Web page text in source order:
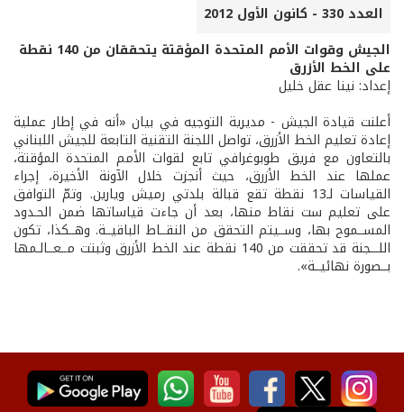
العدد 330 - كانون الأول 2012
الجيش وقوات الأمم المتحدة المؤقتة يتحققان من 140 نقطة
على الخط الأزرق
إعداد: نينا عقل خليل
أعلنت قيادة الجيش - مديرية التوجيه في بيان «أنه في إطار عملية
إعادة تعليم الخط الأزرق، تواصل اللجنة التقنية التابعة للجيش اللبناني
بالتعاون مع فريق طوبوغرافي تابع لقوات الأمم المتحدة المؤقتة،
عملها عند الخط الأزرق، حيث أنجزت خلال الآونة الأخيرة، إجراء
القياسات لـ13 نقطة تقع قبالة بلدتي رميش ويارين. وتمّ التوافق
على تعليم ست نقاط منها، بعد أن جاءت قياساتها ضمن الحـدود
المســموح بها، وســيتم التحقق من النقــاط الباقيــة. وهــكذا، تكون
اللـــجنة قد تحققت من 140 نقطة عند الخط الأزرق وثبتت مــعــالـمها
بــصورة نهائيــة».